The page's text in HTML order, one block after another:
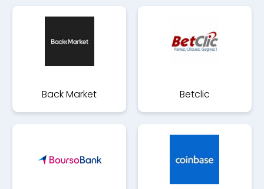
Back Market Betclic